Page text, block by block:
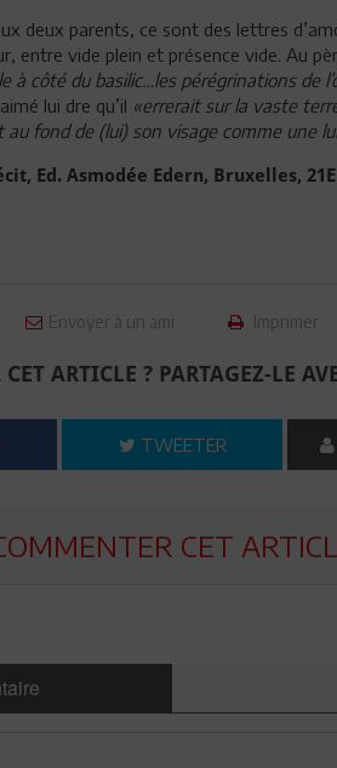
deux parents, ce sont des lettres
entre vide plein et présence vide. Au
à côté du basilic…les pérégrinations de
lui dre qu’il «errerait sur la vaste
fond de (lui) son visage comme une
Ed. Asmodée Edern, Bruxelles, 21E
Envoyer à un ami Imprimer
ARTICLE ? PARTAGEZ-LE
TWEETER
CET